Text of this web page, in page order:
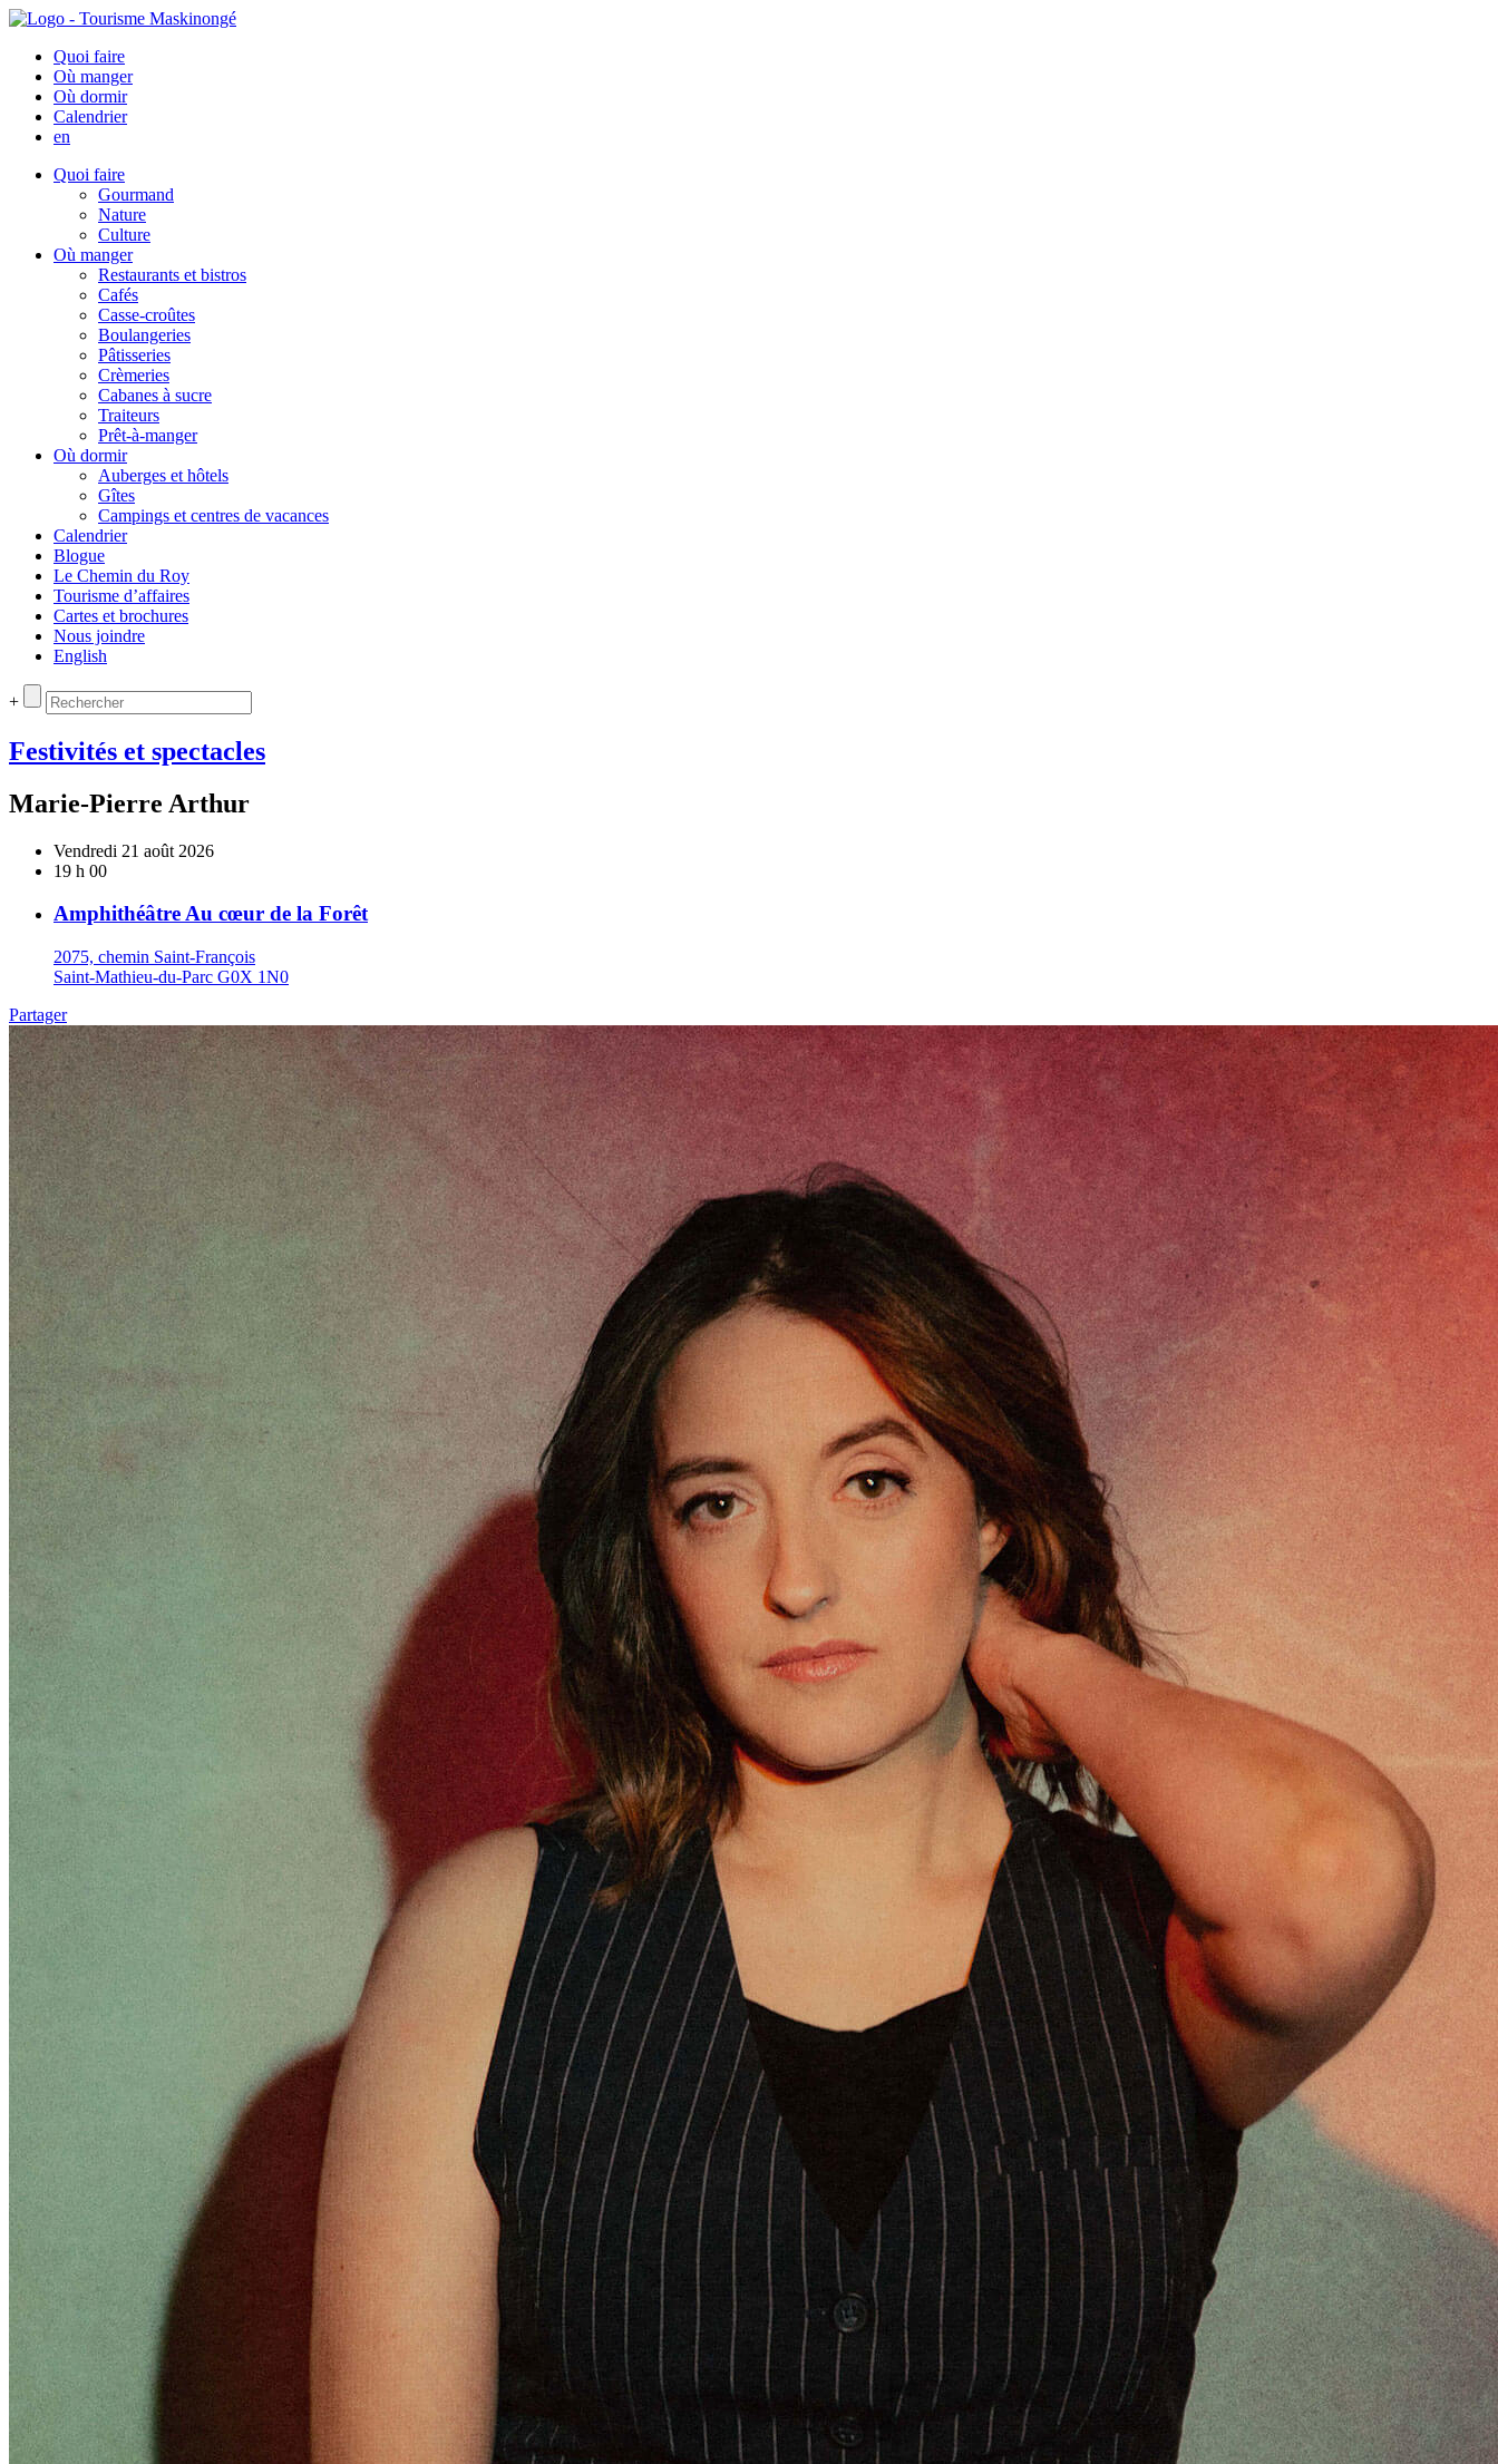
Quoi faire
Où manger
Où dormir
Calendrier
en
Quoi faire
Gourmand
Nature
Culture
Où manger
Restaurants et bistros
Cafés
Casse-croûtes
Boulangeries
Pâtisseries
Crèmeries
Cabanes à sucre
Traiteurs
Prêt-à-manger
Où dormir
Auberges et hôtels
Gîtes
Campings et centres de vacances
Calendrier
Blogue
Le Chemin du Roy
Tourisme d’affaires
Cartes et brochures
Nous joindre
English
+
Festivités et spectacles
Marie-Pierre Arthur
Vendredi 21 août 2026
19 h 00
Amphithéâtre Au cœur de la Forêt
2075, chemin Saint-François
Saint-Mathieu-du-Parc G0X 1N0
Partager